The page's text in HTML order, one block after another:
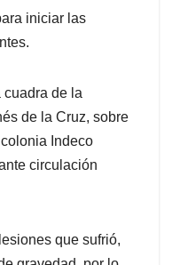
iniciar las
cuadra de la
de la Cruz, sobre
Indeco
circulación
que sufrió,